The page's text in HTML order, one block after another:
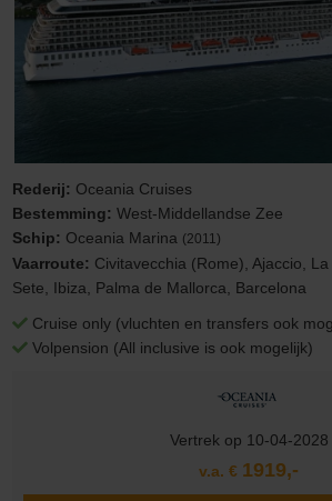
Rederij: Oceania Cruises
Bestemming:West-Middellandse Zee
Schip: Oceania Marina (2011)
Vaarroute: Civitavecchia (Rome), Ajaccio,
Sete, Ibiza, Palma de Mallorca, Barcelona
Cruise only (vluchten en transfers ook
Volpension (All inclusive is ook mogelijk)
Vertrek op 10-04-2028
v.a. € 1919,-